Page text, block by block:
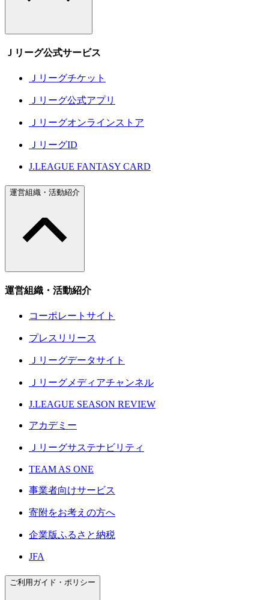
Ｊリーグ公式サービス
Ｊリーグチケット
Ｊリーグ公式アプリ
Ｊリーグオンラインストア
ＪリーグID
J.LEAGUE FANTASY CARD
運営組織・活動紹介
運営組織・活動紹介
コーポレートサイト
プレスリリース
Ｊリーグデータサイト
Ｊリーグメディアチャンネル
J.LEAGUE SEASON REVIEW
アカデミー
Ｊリーグサステナビリティ
TEAM AS ONE
事業者向けサービス
寄附をお考えの方へ
企業版ふるさと納税
JFA
ご利用ガイド・ポリシー